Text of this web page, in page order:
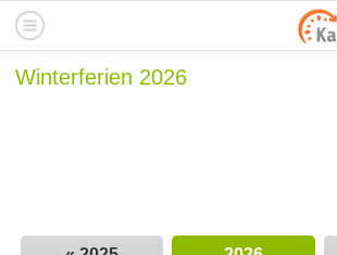
Winterferien 2026